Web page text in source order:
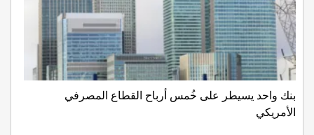
بنك واحد يسيطر على خُمس أرباح القطاع المصرفي
الأمريكي